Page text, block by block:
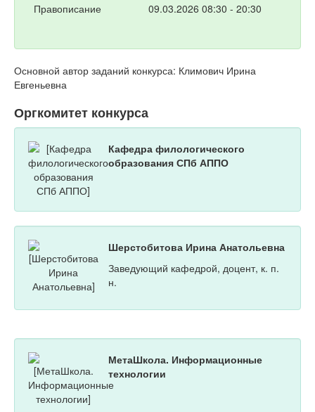
Правописание
09.03.2026 08:30 - 20:30
Основной автор заданий конкурса: Климович Ирина
Евгеньевна
Оргкомитет конкурса
Кафедра филологического
образования СПб АППО
Шерстобитова Ирина Анатольевна
Заведующий кафедрой, доцент, к. п.
н.
МетаШкола. Информационные
технологии